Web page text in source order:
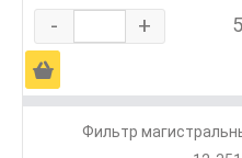
- +
Ä
Фильтр